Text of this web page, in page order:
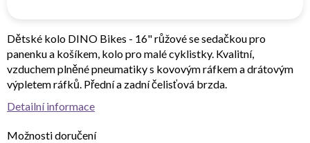
Možnosti doručení
Dětské kolo DINO Bikes - 16" růžové se sedačkou pro
panenku a košíkem, kolo pro malé cyklistky. Kvalitní,
vzduchem plněné pneumatiky s kovovým ráfkem a drátovým
výpletem ráfků. Přední a zadní čelisťová brzda.
Detailní informace